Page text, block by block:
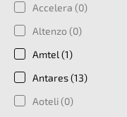
Accelera (0)
Altenzo (0)
Amtel (1)
Antares (13)
Aoteli (0)